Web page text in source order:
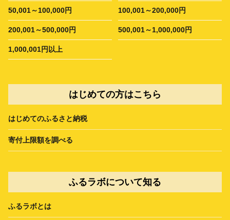
50,001～100,000円 100,001～200,000円
200,001～500,000円 500,001～1,000,000円
1,000,001円以上
はじめての方はこちら
はじめてのふるさと納税
寄付上限額を調べる
ふるラボについて知る
ふるラボとは